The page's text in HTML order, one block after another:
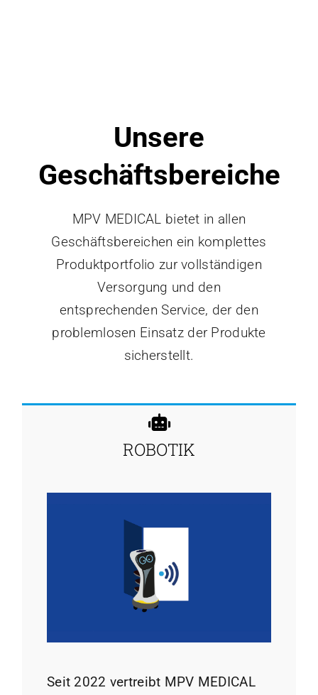
Unsere
Geschäftsbereiche
MPV MEDICAL bietet in allen
Geschäftsbereichen ein komplettes
Produktportfolio zur vollständigen
Versorgung und den
entsprechenden Service, der den
problemlosen Einsatz der Produkte
sicherstellt.
ROBOTIK
Seit 2022 vertreibt MPV MEDICAL